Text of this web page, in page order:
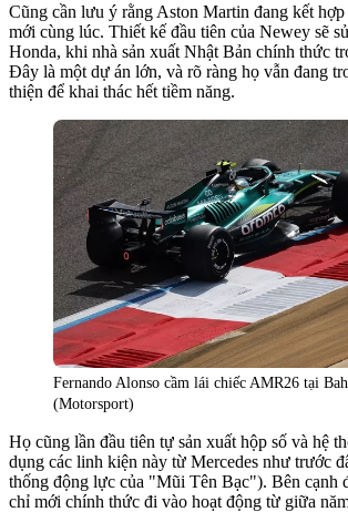
Cũng cần lưu ý rằng Aston Martin đang kết
mới cùng lúc. Thiết kế đầu tiên của Newey sẽ
Honda, khi nhà sản xuất Nhật Bản chính thức
Đây là một dự án lớn, và rõ ràng họ vẫn đang
thiện để khai thác hết tiềm năng.
Fernando Alonso cầm lái chiếc AMR26 tại
(Motorsport)
Họ cũng lần đầu tiên tự sản xuất hộp số và hệ
dụng các linh kiện này từ Mercedes như trước
thống động lực của "Mũi Tên Bạc"). Bên cạnh
chỉ mới chính thức đi vào hoạt động từ giữa